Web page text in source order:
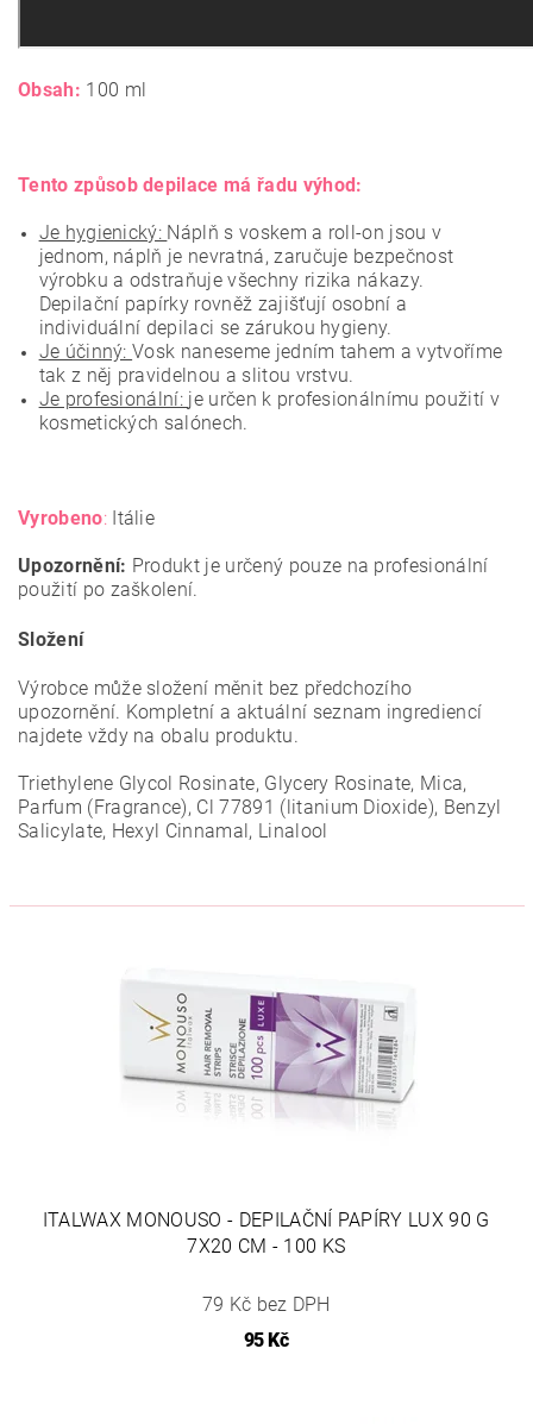
Obsah: 100 ml
Tento způsob depilace má řadu výhod:
Je hygienický: Náplň s voskem a roll-on jsou v
jednom, náplň je nevratná, zaručuje bezpečnost
výrobku a odstraňuje všechny rizika nákazy.
Depilační papírky rovněž zajišťují osobní a
individuální depilaci se zárukou hygieny.
Je účinný:Vosk naneseme jedním tahem a vytvoříme
tak z něj pravidelnou a slitou vrstvu.
Je profesionální: je určen k profesionálnímu použití v
kosmetických salónech.
Vyrobeno:Itálie
Upozornění: Produkt je určený pouze na profesionální
použití po zaškolení.
Složení
Výrobce může složení měnit bez předchozího
upozornění. Kompletní a aktuální seznam ingrediencí
najdete vždy na obalu produktu.
Triethylene Glycol Rosinate, Glycery Rosinate, Mica,
Parfum (Fragrance), Cl 77891 (litanium Dioxide), Benzyl
Salicylate, Hexyl Cinnamal, Linalool
ITALWAX MONOUSO - DEPILAČNÍ PAPÍRY LUX 90 G
7X20 CM - 100 KS
79 Kč bez DPH
95 Kč